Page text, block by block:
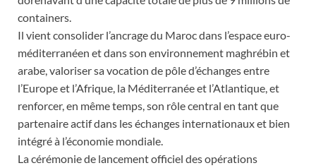
containers.
Il vient consolider l’ancrage du Maroc dans l’espace euro-
méditerranéen et dans son environnement maghrébin et
arabe, valoriser sa vocation de pôle d’échanges entre
l’Europe et l’Afrique, la Méditerranée et l’Atlantique, et
renforcer, en même temps, son rôle central en tant que
partenaire actif dans les échanges internationaux et bien
intégré à l’économie mondiale.
La cérémonie de lancement officiel des opérations